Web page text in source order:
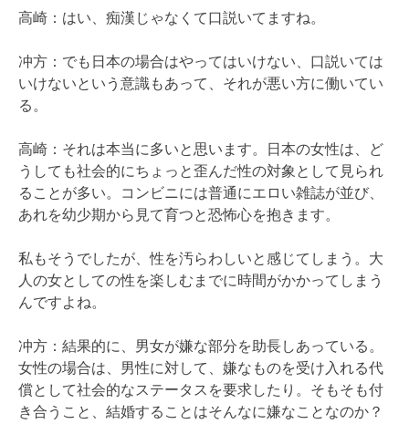
高崎：はい、痴漢じゃなくて口説いてますね。
冲方：でも日本の場合はやってはいけない、口説いては
いけないという意識もあって、それが悪い方に働いてい
る。
高崎：それは本当に多いと思います。日本の女性は、ど
うしても社会的にちょっと歪んだ性の対象として見られ
ることが多い。コンビニには普通にエロい雑誌が並び、
あれを幼少期から見て育つと恐怖心を抱きます。
私もそうでしたが、性を汚らわしいと感じてしまう。大
人の女としての性を楽しむまでに時間がかかってしまう
んですよね。
冲方：結果的に、男女が嫌な部分を助長しあっている。
女性の場合は、男性に対して、嫌なものを受け入れる代
償として社会的なステータスを要求したり。そもそも付
き合うこと、結婚することはそんなに嫌なことなのか？